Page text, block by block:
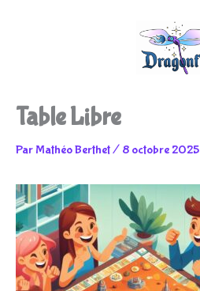
contenu
Table Libre
Par Mathéo Berthet/ 8 octobre 2025